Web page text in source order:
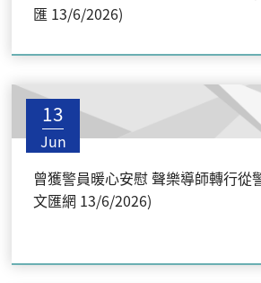
匯 13/6/2026)
13
Jun
曾獲警員暖心安慰 聲樂導師轉行從
文匯網 13/6/2026)